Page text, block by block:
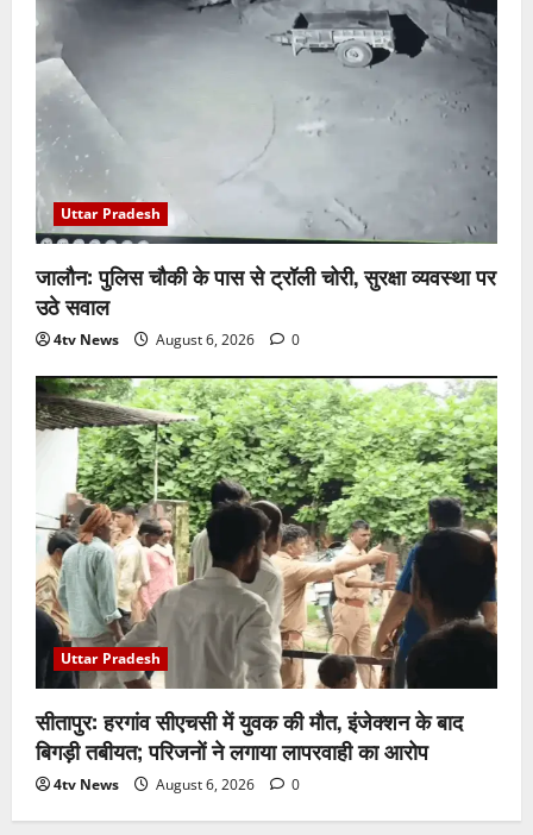
Uttar Pradesh
जालौन: पुलिस चौकी के पास से ट्रॉली चोरी, सुरक्षा व्यवस्था पर
उठे सवाल
4tv News August 6, 2026 0
Uttar Pradesh
सीतापुर: हरगांव सीएचसी में युवक की मौत, इंजेक्शन के बाद
बिगड़ी तबीयत; परिजनों ने लगाया लापरवाही का आरोप
4tv News August 6, 2026 0